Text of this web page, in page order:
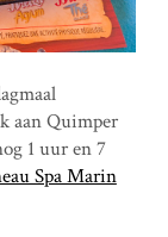
aan Quimper
1 uur en 7
Spa Marin